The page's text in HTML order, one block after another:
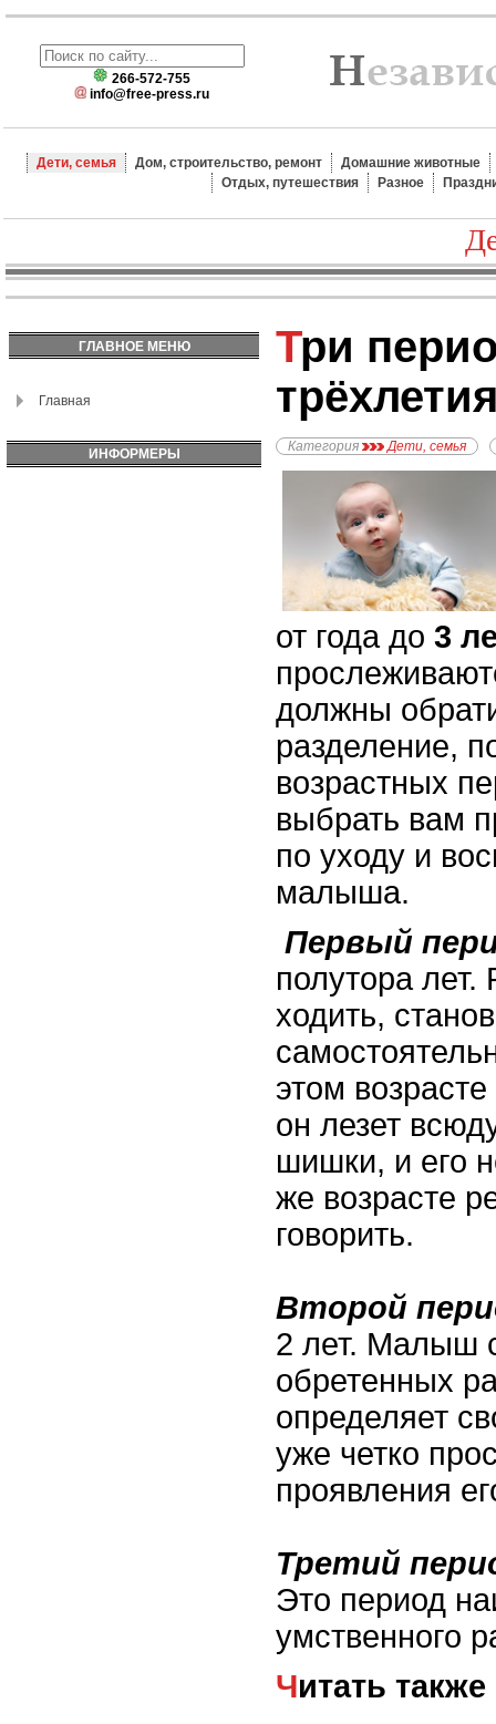
266-572-755
info@free-press.ru
Дети, семья Дом, строительство, ремонт
Домашние животные
Отдых, путешествия
Разное
ГЛАВНОЕ МЕНЮ
Главная
ИНФОРМЕРЫ
Три периода до
Категория Дети, семья
от года до 3
должны
разделение,
возрастных
выбрать вам
по уходу и
малыша.
Первый
полутора
ходить,
этом
он лезет
шишки, и его
же возрасте
говорить.
Второй
2 лет. Малыш
обретенных
определяет
уже четко
проявления
Третий
Это период
умственного
Читать также